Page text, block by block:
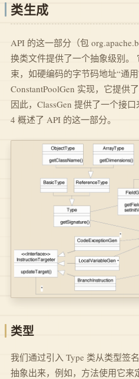
类生成
API 的这一部分（包
换类文件提供了一个抽象级别。
束，如硬编码的字节码地址“通
ConstantPoolGen 实现，它提供
因此，ClassGen 提供了一个接
4 概述了 API 的这一部分。
类型
我们通过引入 Type 类从类型签
抽象出来，例如，方法使用它来